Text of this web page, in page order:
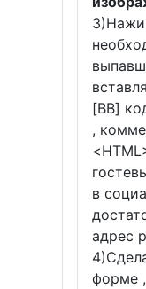
[BB]
,
<HTML
в
адрес
форме